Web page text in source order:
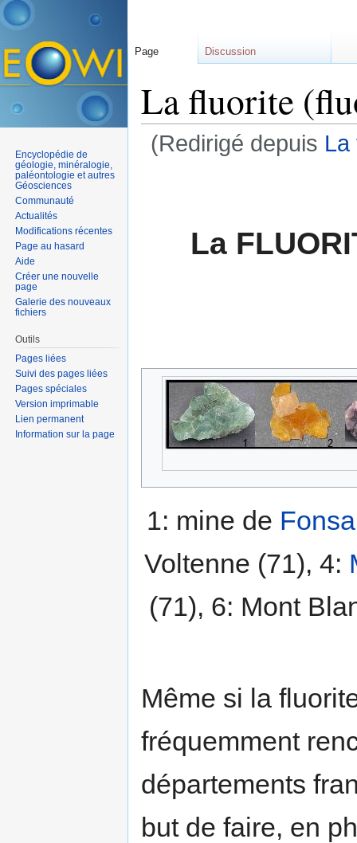
La fluorite
(Redirigé depuis La
La
1: mine de
Voltenne (71), 4:
(71), 6: Mont
Même si la
fréquemment
départements
but de faire, en
Page Discussion
Encyclopédie de
géologie, minéralogie,
paléontologie et autres
Géosciences
Communauté
Actualités
Modifications récentes
Page au hasard
Aide
Créer une nouvelle
page
Galerie des nouveaux
fichiers
Outils
Pages liées
Suivi des pages liées
Pages spéciales
Version imprimable
Lien permanent
Information sur la page